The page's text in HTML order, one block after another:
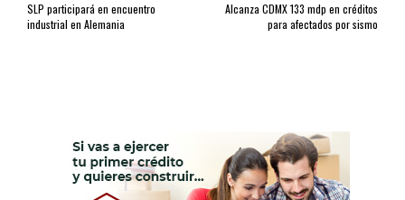
SLP participará en encuentro
industrial en Alemania
Alcanza CDMX 133 mdp en créditos
para afectados por sismo